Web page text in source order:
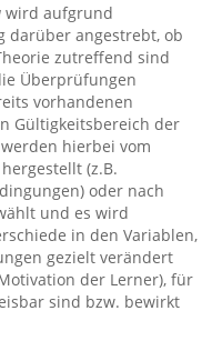
wird aufgrund
darüber angestrebt, ob
zutreffend sind
Überprüfungen
vorhandenen
Gültigkeitsbereich der
hierbei vom
(z.B.
oder nach
und es wird
in den Variablen,
gezielt verändert
der Lerner), für
sind bzw. bewirkt